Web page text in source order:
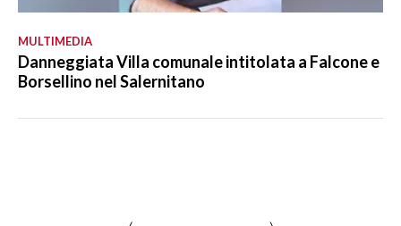
MULTIMEDIA
Danneggiata Villa comunale intitolata a Falcone e
Borsellino nel Salernitano